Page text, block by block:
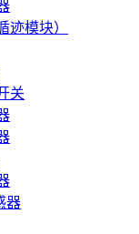
迹模块）
关
器